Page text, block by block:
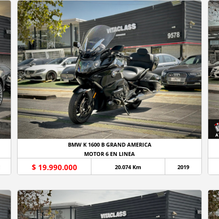
BMW K 1600 B GRAND AMERICA
MOTOR 6 EN LINEA
$ 19.990.000 20.074 Km 2019